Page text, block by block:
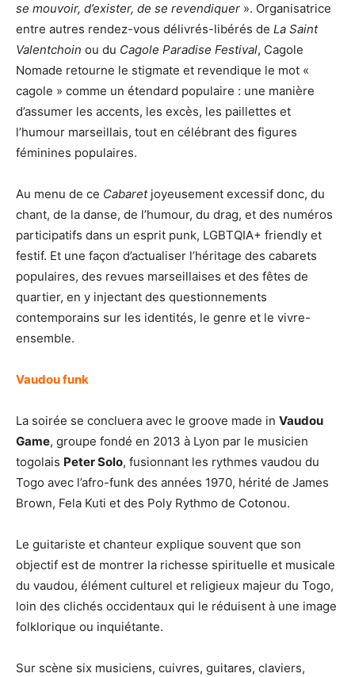
se mouvoir, d’exister, de se revendiquer ». Organisatrice
entre autres rendez-vous délivrés-libérés de La Saint
Valentchoin ou du Cagole Paradise Festival, Cagole
Nomade retourne le stigmate et revendique le mot «
cagole » comme un étendard populaire : une manière
d’assumer les accents, les excès, les paillettes et
l’humour marseillais, tout en célébrant des figures
féminines populaires.
Au menu de ce Cabaretjoyeusement excessif donc, du
chant, de la danse, de l’humour, du drag, et des numéros
participatifs dans un esprit punk, LGBTQIA+ friendly et
festif. Et une façon d’actualiser l’héritage des cabarets
populaires, des revues marseillaises et des fêtes de
quartier, en y injectant des questionnements
contemporains sur les identités, le genre et le vivre-
ensemble.
Vaudou funk
La soirée se concluera avec le groove made in Vaudou
Game, groupe fondé en 2013 à Lyon par le musicien
togolais Peter Solo, fusionnant les rythmes vaudou du
Togo avec l’afro-funk des années 1970, hérité de James
Brown, Fela Kuti et des Poly Rythmo de Cotonou.
Le guitariste et chanteur explique souvent que son
objectif est de montrer la richesse spirituelle et musicale
du vaudou, élément culturel et religieux majeur du Togo,
loin des clichés occidentaux qui le réduisent à une image
folklorique ou inquiétante.
Sur scène six musiciens, cuivres, guitares, claviers,